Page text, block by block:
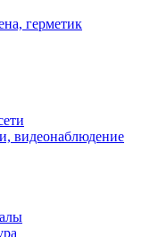
герметик
видеонаблюдение